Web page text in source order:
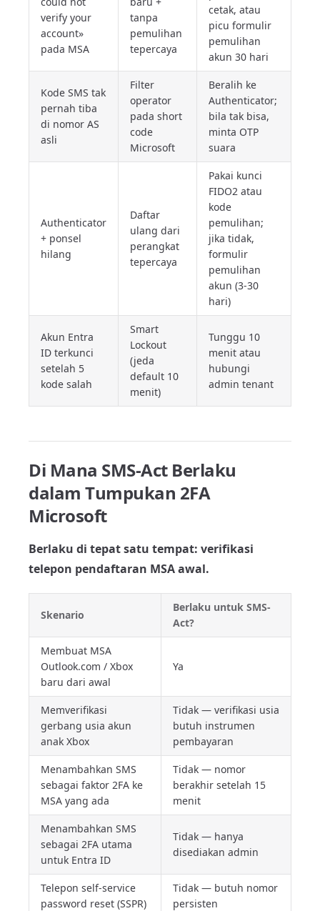
verify your
account»
pada MSA
tanpa
pemulihan
tepercaya
cetak, atau
picu formulir
pemulihan
akun 30 hari
Kode SMS tak
pernah tiba
di nomor AS
asli
Filter
operator
pada short
code
Microsoft
Beralih ke
Authenticator;
bila tak bisa,
minta OTP
suara
Authenticator
+ ponsel
hilang
Daftar
ulang dari
perangkat
tepercaya
Pakai kunci
FIDO2 atau
kode
pemulihan;
jika tidak,
formulir
pemulihan
akun (3-30
hari)
Akun Entra
ID terkunci
setelah 5
kode salah
Smart
Lockout
(jeda
default 10
menit)
Tunggu 10
menit atau
hubungi
admin tenant
Di Mana SMS-Act Berlaku
dalam Tumpukan 2FA
Microsoft
Berlaku di tepat satu tempat: verifikasi
telepon pendaftaran MSA awal.
Skenario
Berlaku untuk SMS-
Act?
Membuat MSA
Outlook.com / Xbox
baru dari awal
Ya
Memverifikasi
gerbang usia akun
anak Xbox
Tidak — verifikasi usia
butuh instrumen
pembayaran
Menambahkan SMS
sebagai faktor 2FA ke
MSA yang ada
Tidak — nomor
berakhir setelah 15
menit
Menambahkan SMS
sebagai 2FA utama
untuk Entra ID
Tidak — hanya
disediakan admin
Telepon self-service
password reset (SSPR)
Tidak — butuh nomor
persisten